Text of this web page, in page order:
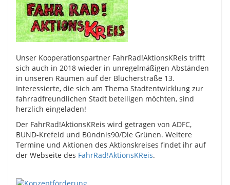
Unser Kooperationspartner FahrRad!AktionsKReis trifft
sich auch in 2018 wieder in unregelmäßigen Abständen
in unseren Räumen auf der Blücherstraße 13.
Interessierte, die sich am Thema Stadtentwicklung zur
fahrradfreundlichen Stadt beteiligen möchten, sind
herzlich eingeladen!
Der FahrRad!AktionsKReis wird getragen von ADFC,
BUND-Krefeld und Bündnis90/Die Grünen. Weitere
Termine und Aktionen des Aktionskreises findet ihr auf
der Webseite des FahrRad!AktionsKReis.